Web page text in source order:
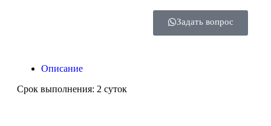
Задать вопрос
Описание
Срок выполнения: 2 суток